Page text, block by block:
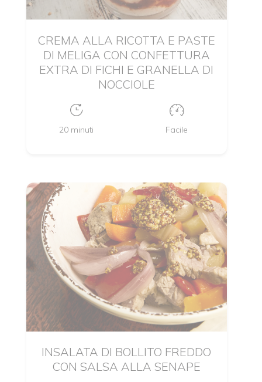
CREMA ALLA RICOTTA E PASTE
DI MELIGA CON CONFETTURA
EXTRA DI FICHI E GRANELLA DI
NOCCIOLE
20 minuti Facile
INSALATA DI BOLLITO FREDDO
CON SALSA ALLA SENAPE